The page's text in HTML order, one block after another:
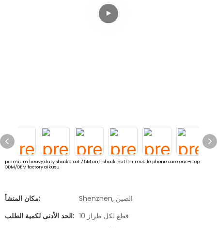
premium heavy duty shockproof 7.5M anti shock leather mobile phone case one-stop
ODM/OEM factory aikusu
مكان المنشأ:
Shenzhen, الصين
الحد الأدنى لكمية الطلب:
10 قطع لكل طراز